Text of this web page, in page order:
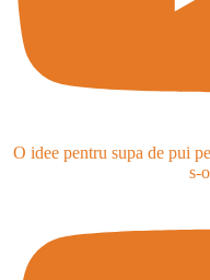
O idee pentru supa de pui
s-